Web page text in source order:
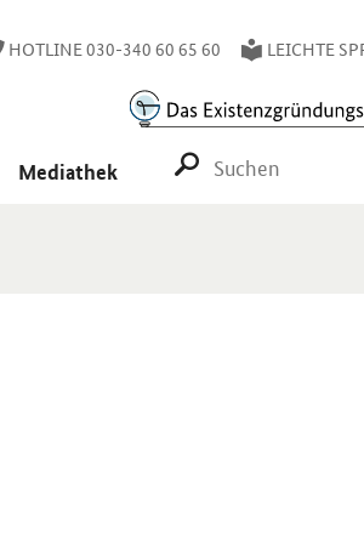
HOTLINE 030-340 60 65 60 LEICHTE
Mediathek SUCHE